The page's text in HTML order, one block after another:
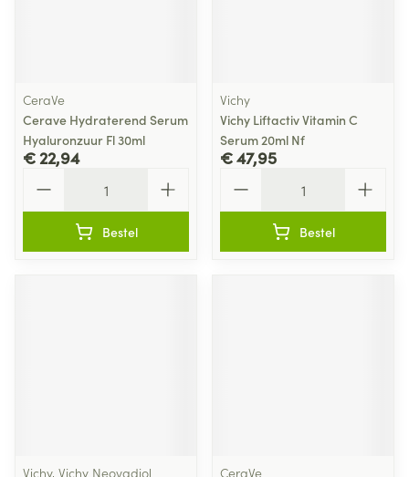
CeraVe
Cerave Hydraterend Serum
Hyaluronzuur Fl 30ml
€ 22,94
Bestel
Vichy
Vichy Liftactiv Vitamin C
Serum 20ml Nf
€ 47,95
Bestel
Vichy, Vichy Neovadiol CeraVe